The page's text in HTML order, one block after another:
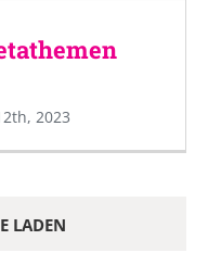
2023
LADEN